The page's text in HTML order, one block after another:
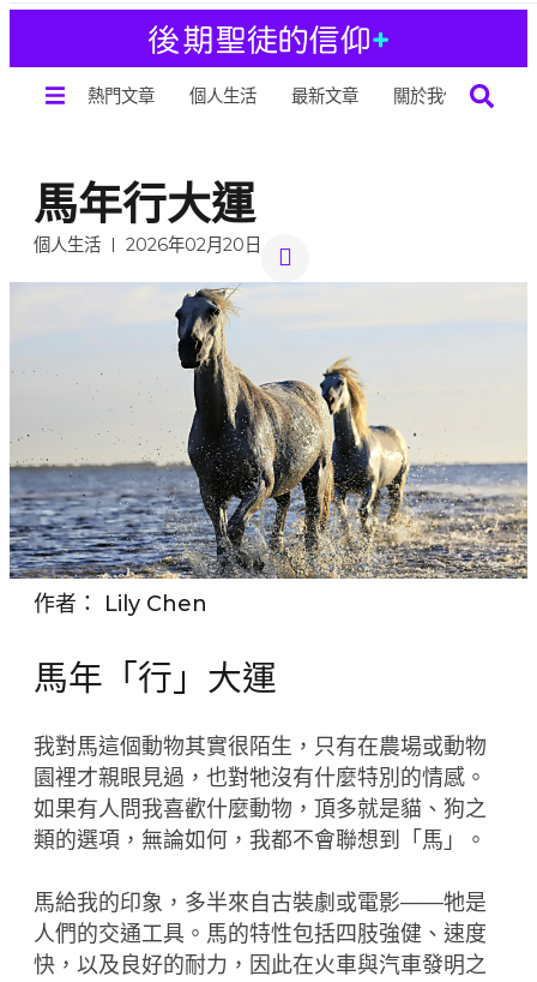
熱門文章 個人生活 最新文章 關於我們
馬年行大運
個人生活 2026年02月20日
作者： Lily Chen
馬年「行」大運
我對馬這個動物其實很陌生，只有在農場或動物
園裡才親眼見過，也對牠沒有什麼特別的情感。
如果有人問我喜歡什麼動物，頂多就是貓、狗之
類的選項，無論如何，我都不會聯想到「馬」。
馬給我的印象，多半來自古裝劇或電影——牠是
人們的交通工具。馬的特性包括四肢強健、速度
快，以及良好的耐力，因此在火車與汽車發明之